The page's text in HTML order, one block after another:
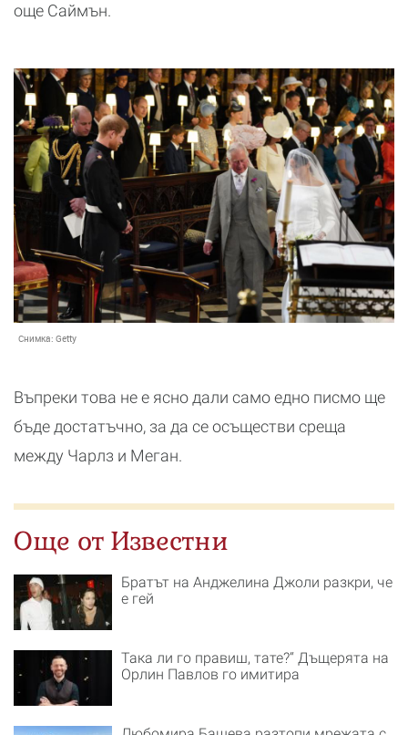
още Саймън.
Снимка: Getty
Въпреки това не е ясно дали само едно писмо ще
бъде достатъчно, за да се осъществи среща
между Чарлз и Меган.
Още от Известни
Братът на Анджелина Джоли разкри, че
е гей
Така ли го правиш, тате?“ Дъщерята на
Орлин Павлов го имитира